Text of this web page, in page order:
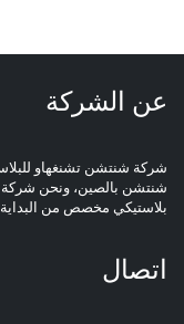
عن الشركة
شنتشن بالصين، ونحن
بلاستيكي مخصص من البداية
اتصال